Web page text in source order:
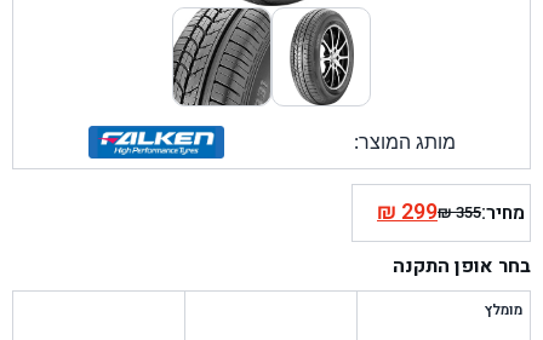
מותג המוצר:
מחיר: ₪355
המחיר
המקורי
היה:
₪299המחיר
הנוכחי
הוא:
בחר אופן התקנה
מומלץ